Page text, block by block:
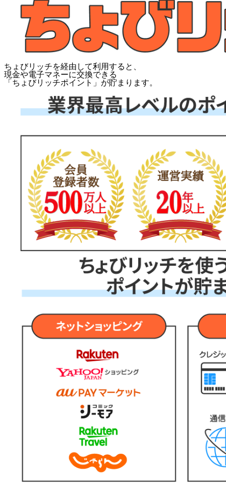
ちょびリッチを経由して利用すると、
現金や電子マネーに交換できる
「 ちょびリッチポイント 」が貯まります。